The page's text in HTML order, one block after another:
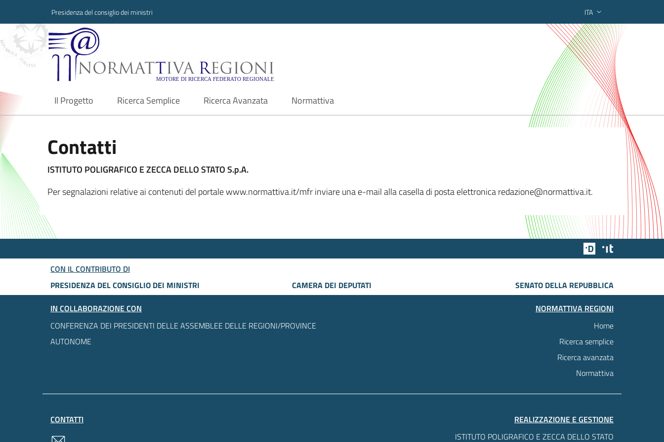
Presidenza del consiglio dei ministri ITA
Normattiva Regioni - Motore di ricerca federato regionale
Il Progetto
current Ricerca Semplice Ricerca Avanzata Normattiva
Contatti
ISTITUTO POLIGRAFICO E ZECCA DELLO STATO S.p.A.
Per segnalazioni relative ai contenuti del portale www.normattiva.it/mfr inviare una e-mail alla casella di posta elettronica redazione@normattiva.it.
Team Digitale
CON IL CONTRIBUTO DI
PRESIDENZA DEL CONSIGLIO DEI MINISTRI
CAMERA DEI DEPUTATI
SENATO DELLA REPUBBLICA
IN COLLABORAZIONE CON
CONFERENZA DEI PRESIDENTI DELLE ASSEMBLEE DELLE REGIONI/PROVINCE
AUTONOME
NORMATTIVA REGIONI
Home
Ricerca semplice
Ricerca avanzata
Normattiva
CONTATTI
REALIZZAZIONE E GESTIONE
ISTITUTO POLIGRAFICO E ZECCA DELLO STATO